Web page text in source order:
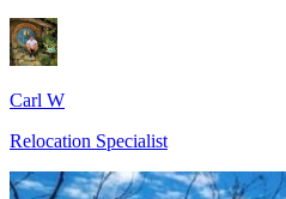
Carl W
Relocation Specialist